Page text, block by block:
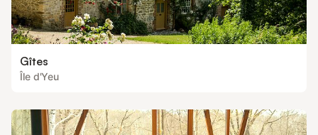
Gîtes
Île d'Yeu